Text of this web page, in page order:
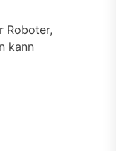
Roboter,
kann